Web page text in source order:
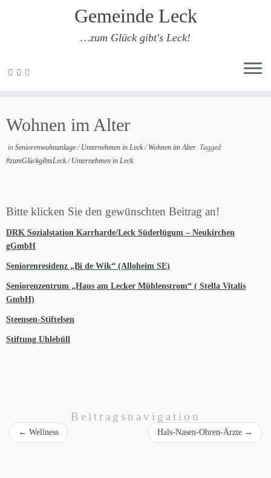
springen
Gemeinde Leck
…zum Glück gibt's Leck!
Wohnen im Alter
in Seniorenwohnanlage/ Unternehmen in Leck/ Wohnen im Alter Tagged
#zumGlückgibtsLeck/ Unternehmen in Leck
Bitte klicken Sie den gewünschten Beitrag an!
DRK Sozialstation Karrharde/Leck Süderlügum – Neukirchen
gGmbH
Seniorenresidenz „Bi de Wik“ (Alloheim SE)
Seniorenzentrum „Haus am Lecker Mühlenstrom“ ( Stella Vitalis
GmbH)
Steensen-Stiftelsen
Stiftung Uhlebüll
Beitragsnavigation
← Wellness Hals-Nasen-Ohren-Ärzte →